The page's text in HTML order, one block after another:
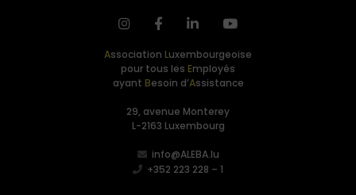
Association Luxembourgeoise
pour tous les Employés
ayant Besoin d’Assistance
29, avenue Monterey
L-2163 Luxembourg
info@ALEBA.lu
+352 223 228 – 1